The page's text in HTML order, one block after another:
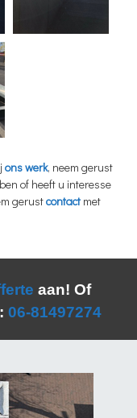
ons werk, neem gerust
of heeft u interesse
gerustcontact met
aan! Of
06-81497274